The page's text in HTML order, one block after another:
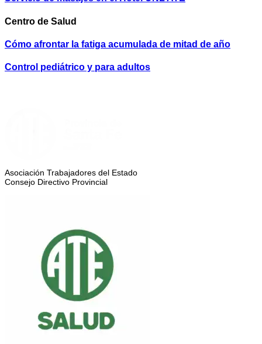
Centro de Salud
Cómo afrontar la fatiga acumulada de mitad de año
Control pediátrico y para adultos
Asociación Trabajadores del Estado
Consejo Directivo Provincial